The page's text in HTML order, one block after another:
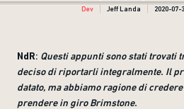
Dev Jeff Landa 2020-07-
NdR: Questi appunti sono stati trovati
deciso di riportarli integralmente. Il
datato, ma abbiamo ragione di
prendere in giro Brimstone.